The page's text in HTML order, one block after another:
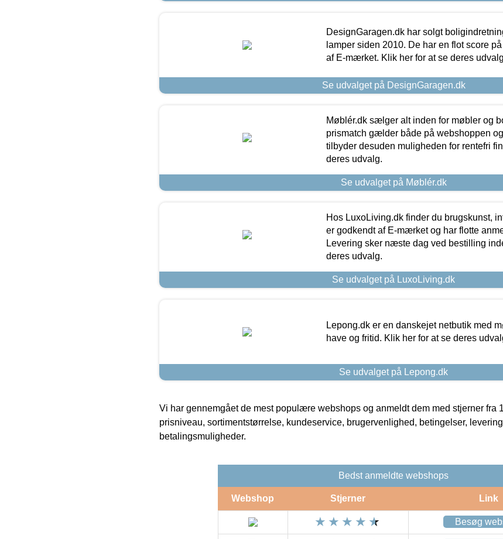
DesignGaragen.dk har solgt
lamper siden 2010. De har en flot score
af E-mærket. Klik her for at se deres
Se udvalget på DesignGaragen.dk
Møblér.dk sælger alt inden for møbler og
prismatch gælder både på webshoppen
tilbyder desuden muligheden for rentefri
deres udvalg.
Se udvalget på Møblér.dk
Hos LuxoLiving.dk finder du brugskunst,
er godkendt af E-mærket og har flotte
Levering sker næste dag ved bestilling
deres udvalg.
Se udvalget på LuxoLiving.dk
Lepong.dk er en danskejet netbutik med
have og fritid. Klik her for at se deres
Se udvalget på Lepong.dk
Vi har gennemgået de mest populære webshops og anmeldt dem med stjerner fra
prisniveau, sortimentstørrelse, kundeservice, brugervenlighed, betingelser,
betalingsmuligheder.
Bedst anmeldte webshops
Webshop Stjerner Link
Besøg